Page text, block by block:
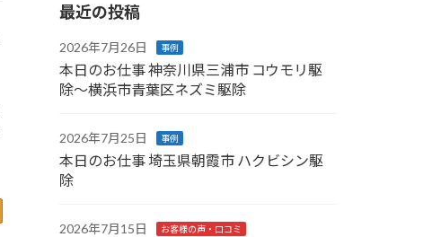
最近の投稿
2026年7月26日 事例
本日のお仕事 神奈川県三浦市 コウモリ駆
除〜横浜市青葉区ネズミ駆除
2026年7月25日 事例
本日のお仕事 埼玉県朝霞市 ハクビシン駆
除
2026年7月15日 お客様の声・口コミ